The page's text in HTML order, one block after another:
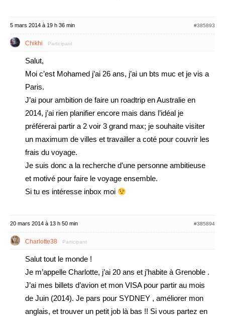
5 mars 2014 à 19 h 36 min #385893
Chikhi Participant
Salut,
Moi c’est Mohamed j’ai 26 ans, j’ai un bts muc et je vis a
Paris.
J’ai pour ambition de faire un roadtrip en Australie en
2014, j’ai rien planifier encore mais dans l’idéal je
préférerai partir a 2 voir 3 grand max; je souhaite visiter
un maximum de villes et travailler a coté pour couvrir les
frais du voyage.
Je suis donc a la recherche d’une personne ambitieuse
et motivé pour faire le voyage ensemble.
Si tu es intéresse inbox moi
20 mars 2014 à 13 h 50 min #385894
Charlotte38 Participant
Salut tout le monde !
Je m’appelle Charlotte, j’ai 20 ans et j’habite à Grenoble .
J’ai mes billets d’avion et mon VISA pour partir au mois
de Juin (2014). Je pars pour SYDNEY , améliorer mon
anglais, et trouver un petit job là bas !! Si vous partez en